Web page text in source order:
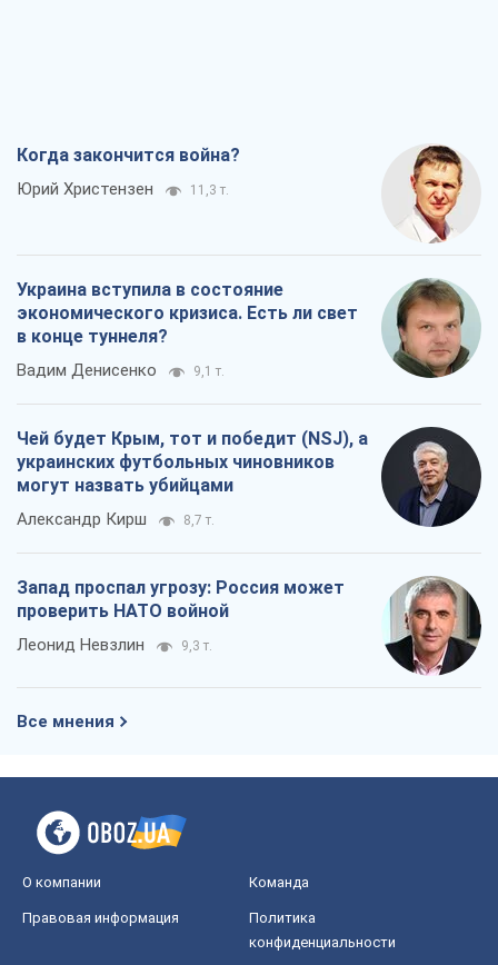
Когда закончится война?
Юрий Христензен 11,3 т.
Украина вступила в состояние
экономического кризиса. Есть ли свет
в конце туннеля?
Вадим Денисенко 9,1 т.
Чей будет Крым, тот и победит (NSJ), а
украинских футбольных чиновников
могут назвать убийцами
Александр Кирш 8,7 т.
Запад проспал угрозу: Россия может
проверить НАТО войной
Леонид Невзлин 9,3 т.
Все мнения
О компании Команда
Правовая информация
Политика
конфиденциальности